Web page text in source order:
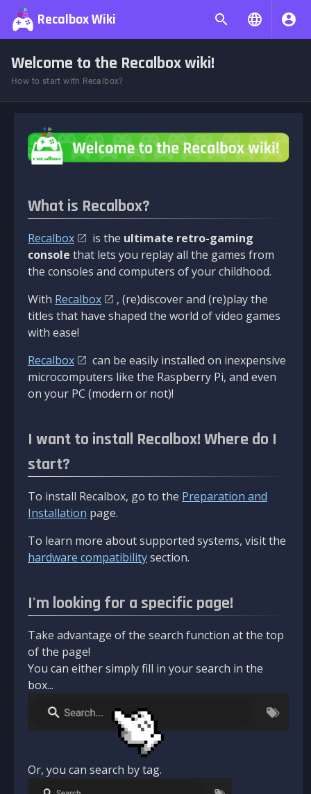
Recalbox Wiki
Welcome to the Recalbox wiki!
How to start with Recalbox?
What is Recalbox?
Recalbox is the ultimate retro-gaming
console that lets you replay all the games from
the consoles and computers of your childhood.
With Recalbox
, (re)discover and (re)play the
titles that have shaped the world of video games
with ease!
Recalbox
can be easily installed on inexpensive
microcomputers like the Raspberry Pi, and even
on your PC (modern or not)!
I want to install Recalbox! Where do I
start?
To install Recalbox, go to the Preparation and
Installation page.
To learn more about supported systems, visit the
hardware compatibilitysection.
I'm looking for a specific page!
Take advantage of the search function at the top
of the page!
You can either simply fill in your search in the
box...
Or, you can search by tag.